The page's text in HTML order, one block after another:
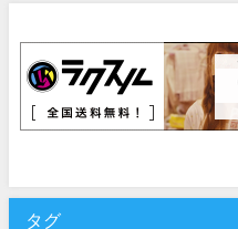
タグ